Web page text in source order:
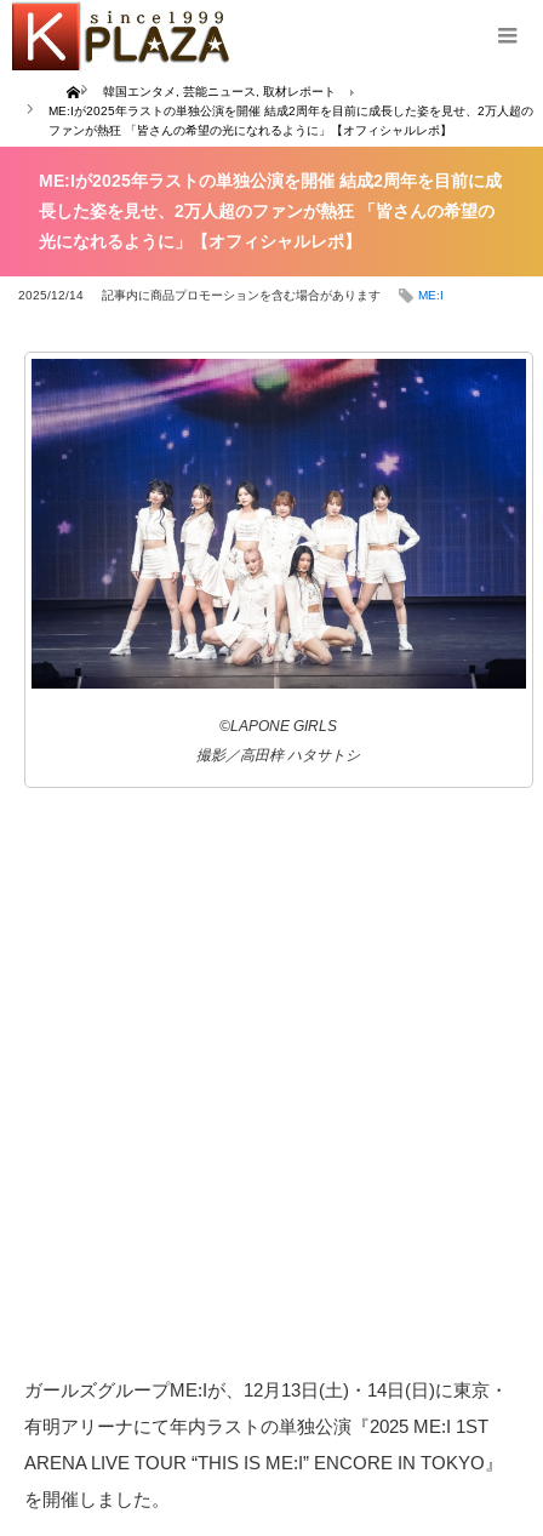
Home 韓国エンタメ 芸能ニュース
取材レポート
ME:Iが2025年ラストの単独公演を開催 結成2周年を目前に成長した姿を見せ、2万人超の
ファンが熱狂 「皆さんの希望の光になれるように」【オフィシャルレポ】
ME:Iが2025年ラストの単独公演を開催 結成2周年を目前に成
長した姿を見せ、2万人超のファンが熱狂 「皆さんの希望の
光になれるように」【オフィシャルレポ】
2025/12/14 記事内に商品プロモーションを含む場合があります ME:I
©LAPONE GIRLS
撮影／高田梓 ハタサトシ
ガールズグループME:Iが、12月13日(土)・14日(日)に東京・
有明アリーナにて年内ラストの単独公演『2025 ME:I 1ST
ARENA LIVE TOUR “THIS IS ME:I” ENCORE IN TOKYO』
を開催しました。